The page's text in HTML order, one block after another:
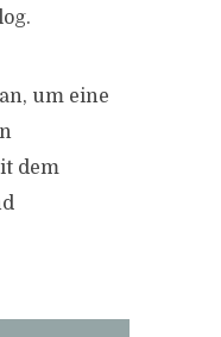
um eine
dem